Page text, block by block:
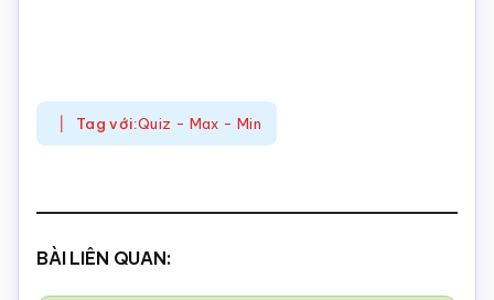
Tag với:Quiz - Max - Min
BÀI LIÊN QUAN: